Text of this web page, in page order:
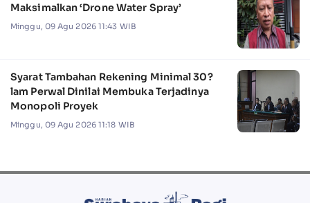
Maksimalkan ‘Drone Water Spray’
Minggu, 09 Agu 2026 11:43 WIB
Syarat Tambahan Rekening Minimal 30?
lam Perwal Dinilai Membuka Terjadinya
Monopoli Proyek
Minggu, 09 Agu 2026 11:18 WIB